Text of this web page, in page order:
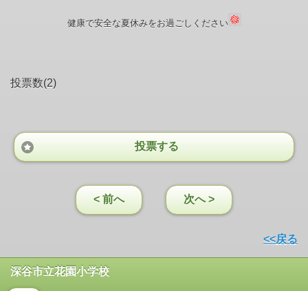
健康で安全な夏休みをお過ごしください
投票数(2)
投票する
< 前へ 次へ >
<<戻る
深谷市立花園小学校